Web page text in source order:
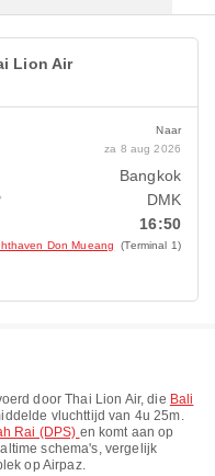
Lion Air
Naar
za 8 aug 2026
Bangkok
DMK
16:50
Don Mueang (Terminal 1)
doorThai Lion Air, die Bali
vluchttijd van 4u 25m.
Rai (DPS) en komt aan op
schema's, vergelijk
op Airpaz.